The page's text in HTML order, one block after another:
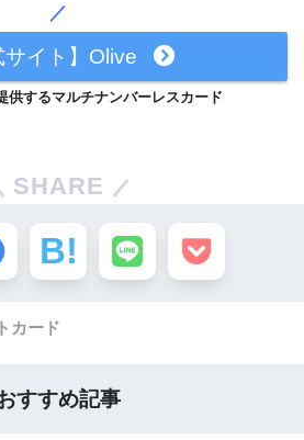
／
サイト】Olive
供するマルチナンバーレスカード
SHARE
カード
すすめ記事